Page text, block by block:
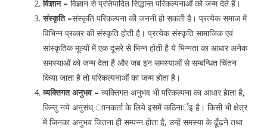
विज्ञान – विज्ञान से प्रतिपादित सिद्धान्त परिकल्पनाओं को जन्म देते हैं।
संस्कृति –संस्कृति परिकल्पना की जननी हो सकती है। प्रत्येक समाज में
विभिन्न प्रकार की संस्कृति होती है। प्रत्येक संस्कृति सामाजिक एवं
सांस्कृतिक मूल्यों में एक दूसरे से भिन्न होती है ये भिन्नता का आधार अनेक
समस्याओं को जन्म देता है और जब इन समस्याओं से सम्बन्धित चिंतन
किया जाता है तो परिकल्पनाओं का जन्म होता है।
व्यक्तिगत अनुभव – व्यक्तिगत अनुभव भी परिकल्पना का आधार हेाता है,
किन्तु नये अनुसंध् ाानकर्ता के लिये इसमें कठिनार्इ है। किसी भी क्षेत्र
में जिनका अनुभव जितना ही सम्पन्न होता है, उन्हें समस्या के ढूँढ़ने तथा